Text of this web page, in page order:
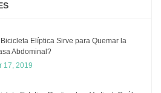
Elíptica Sirve para Quemar la
Abdominal?
17, 2019